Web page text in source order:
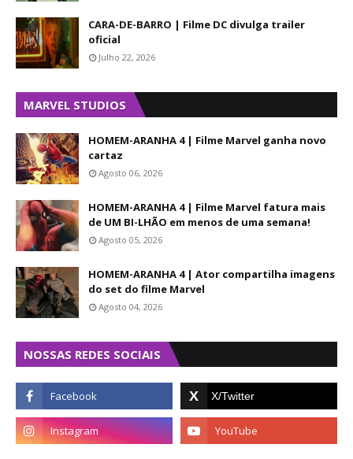
CARA-DE-BARRO | Filme DC divulga trailer
oficial
Julho 22, 2026
MARVEL STUDIOS
HOMEM-ARANHA 4 | Filme Marvel ganha novo
cartaz
Agosto 06, 2026
HOMEM-ARANHA 4 | Filme Marvel fatura mais
de UM BI-LHÃO em menos de uma semana!
Agosto 05, 2026
HOMEM-ARANHA 4 | Ator compartilha imagens
do set do filme Marvel
Agosto 04, 2026
NOSSAS REDES SOCIAIS